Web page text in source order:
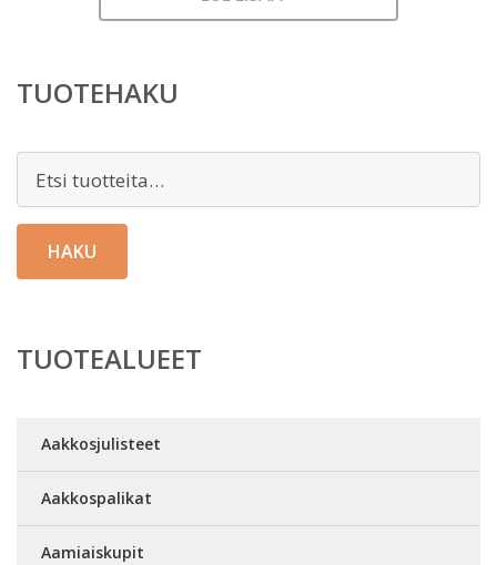
TUOTEHAKU
HAKU
TUOTEALUEET
Aakkosjulisteet
Aakkospalikat
Aamiaiskupit